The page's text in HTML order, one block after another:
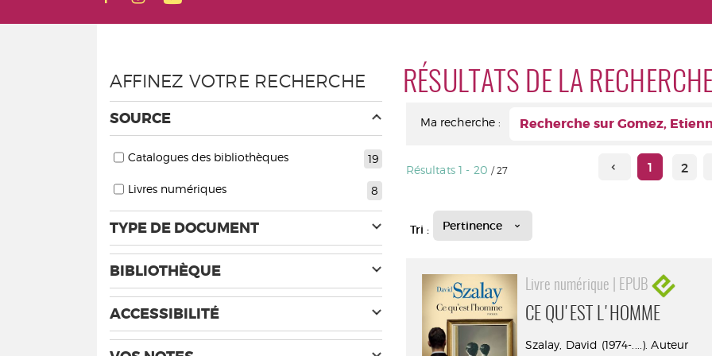
RÉSULTATS DE LA
Ma recherche : Recherche sur Gomez,
Résultats1 - 20 / 27 1 2
Tri : Pertinence
Livre numérique | EPUB
CE QU'EST L'HOMME
Szalay, David (1974-....). Auteur
AFFINEZ VOTRE RECHERCHE
SOURCE
19
Catalogues des bibliothèques
8
Livres numériques
TYPE DE DOCUMENT
BIBLIOTHÈQUE
ACCESSIBILITÉ